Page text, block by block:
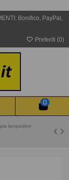
Bonifico, PayPal,
Preferiti (0)
0
lampadine